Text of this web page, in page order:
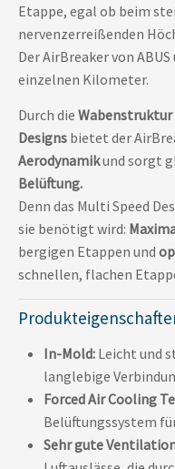
Etappe, egal ob beim
nervenzerreißenden
Der AirBreaker von
einzelnen Kilometer.
Durch die Wabenstruktur
Designs bietet der
Aerodynamikund sorgt
Belüftung.
Denn das Multi Speed
sie benötigt wird:
bergigen Etappen und
schnellen, flachen
In-Mold: Leicht und
langlebige
Forced Air Cooling
Belüftungssystem
Sehr gute